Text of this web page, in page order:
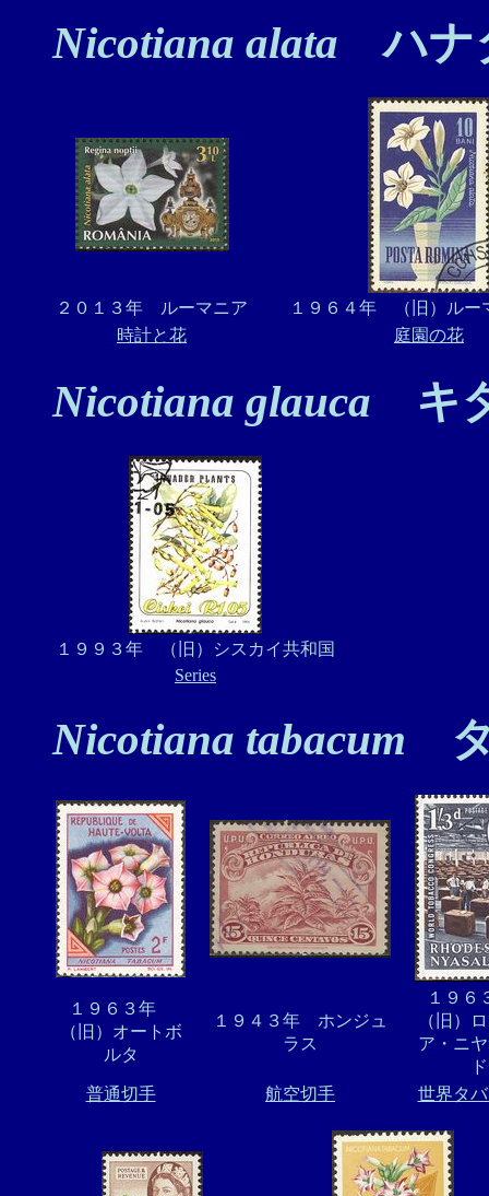
Nicotiana alata ハナ
２０１３年 ルーマニア
１９６４年 （旧）ルー
時計と花
庭園の花
Nicotiana glauca キ
１９９３年 （旧）シスカイ共和国
Series
Nicotiana tabacum
１９６３年
（旧）オートボ
ルタ
１９４３年 ホンジュ
ラス
１９
（旧）
ア・ニ
ド
普通切手
航空切手 世界タ